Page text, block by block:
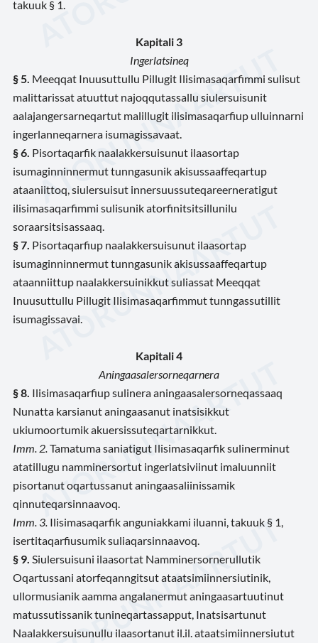
takuuk § 1.
Kapitali 3
Ingerlatsineq
§ 5. Meeqqat Inuusuttullu Pillugit Ilisimasaqarfimmi sulisut
malittarissat atuuttut najoqqutassallu siulersuisunit
aalajangersarneqartut malillugit ilisimasaqarfiup ulluinnarni
ingerlanneqarnera isumagissavaat.
§ 6. Pisortaqarfik naalakkersuisunut ilaasortap
isumaginninnermut tunngasunik akisussaaffeqartup
ataaniittoq, siulersuisut innersuussuteqareerneratigut
ilisimasaqarfimmi sulisunik atorfinitsitsillunilu
soraarsitsisassaaq.
§ 7. Pisortaqarfiup naalakkersuisunut ilaasortap
isumaginninnermut tunngasunik akisussaaffeqartup
ataanniittup naalakkersuinikkut suliassat Meeqqat
Inuusuttullu Pillugit Ilisimasaqarfimmut tunngassutillit
isumagissavai.
Kapitali 4
Aningaasalersorneqarnera
§ 8. Ilisimasaqarfiup sulinera aningaasalersorneqassaaq
Nunatta karsianut aningaasanut inatsisikkut
ukiumoortumik akuersissuteqartarnikkut.
Imm. 2. Tamatuma saniatigut Ilisimasaqarfik sulinerminut
atatillugu namminersortut ingerlatsiviinut imaluunniit
pisortanut oqartussanut aningaasaliinissamik
qinnuteqarsinnaavoq.
Imm. 3. Ilisimasaqarfik anguniakkami iluanni, takuuk § 1,
isertitaqarfiusumik suliaqarsinnaavoq.
§ 9. Siulersuisuni ilaasortat Namminersornerullutik
Oqartussani atorfeqanngitsut ataatsimiinnersiutinik,
ullormusianik aamma angalanermut aningaasartuutinut
matussutissanik tunineqartassapput, Inatsisartunut
Naalakkersuisunullu ilaasortanut il.il. ataatsimiinnersiutut